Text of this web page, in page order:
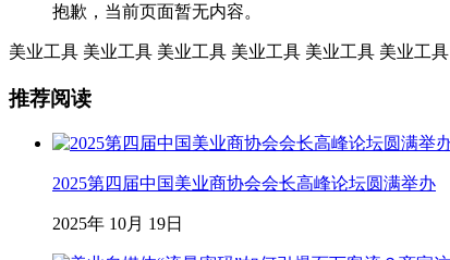
抱歉，当前页面暂无内容。
美业工具 美业工具 美业工具 美业工具 美业工具 美业工具
推荐阅读
2025第四届中国美业商协会会长高峰论坛圆满举办
2025年 10月 19日